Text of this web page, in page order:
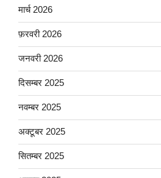
मार्च 2026
फ़रवरी 2026
जनवरी 2026
दिसम्बर 2025
नवम्बर 2025
अक्टूबर 2025
सितम्बर 2025